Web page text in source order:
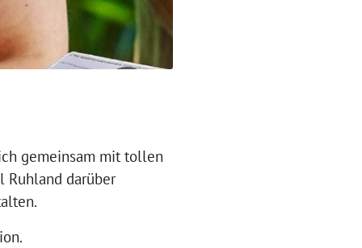
gemeinsam mit tollen
Ruhland darüber